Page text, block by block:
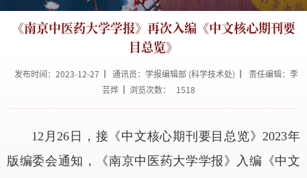
《南京中医药大学学报》再次入编《中文核心期刊要
目总览》
发布时间：2023-12-27 通讯员：学报编辑部 (科学技术处)
责任编辑：李
芸烨
浏览次数： 1518
12月26日，接《中文核心期刊要目总览》2023年
版编委会通知，《南京中医药大学学报》入编《中文